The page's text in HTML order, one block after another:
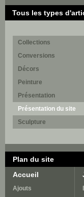
Tous les types
Collections
Conversions
Décors
Peinture
Présentation
Présentation du site
Sculpture
Plan du site
Accueil
Ajouts